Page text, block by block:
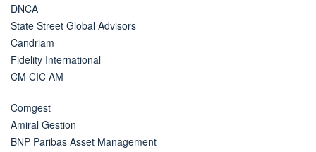
DNCA
State Street Global Advisors
Candriam
Fidelity International
CM CIC AM
Comgest
Amiral Gestion
BNP Paribas Asset Management